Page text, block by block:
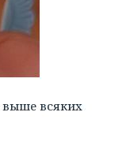
выше всяких